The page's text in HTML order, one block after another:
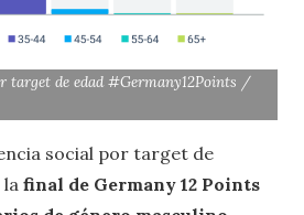
target de edad #Germany12Points /
social por target de
la final de Germany 12 Points